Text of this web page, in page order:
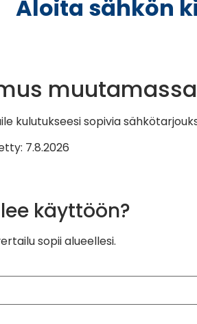
Aloita sähkön
kulutukseesi sopivia
7.8.2026
käyttöön?
sopii alueellesi.